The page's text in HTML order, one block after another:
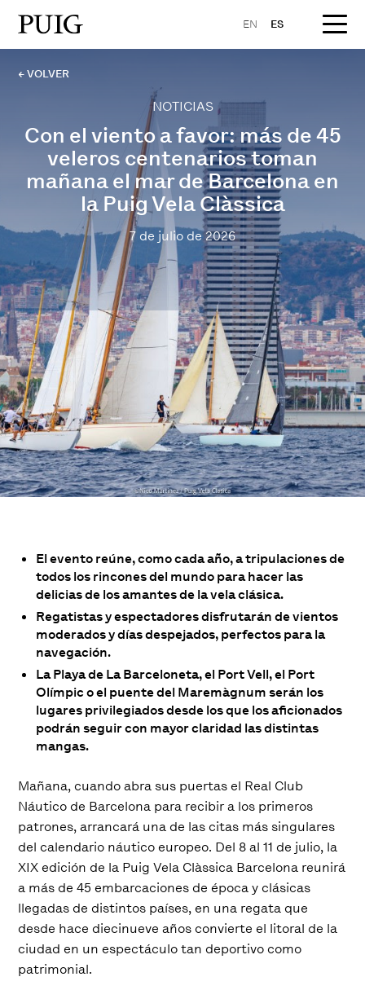
EN ES
← VOLVER
NOTICIAS
Con el viento a favor: más de 45
veleros centenarios toman
mañana el mar de Barcelona en
la Puig Vela Clàssica
7 de julio de 2026
El evento reúne, como cada año, a tripulaciones de
todos los rincones del mundo para hacer las
delicias de los amantes de la vela clásica.
Regatistas y espectadores disfrutarán de vientos
moderados y días despejados, perfectos para la
navegación.
La Playa de La Barceloneta, el Port Vell, el Port
Olímpic o el puente del Maremàgnum serán los
lugares privilegiados desde los que los aficionados
podrán seguir con mayor claridad las distintas
mangas.
Mañana, cuando abra sus puertas el Real Club
Náutico de Barcelona para recibir a los primeros
patrones, arrancará una de las citas más singulares
del calendario náutico europeo. Del 8 al 11 de julio, la
XIX edición de la Puig Vela Clàssica Barcelona reunirá
a más de 45 embarcaciones de época y clásicas
llegadas de distintos países, en una regata que
desde hace diecinueve años convierte el litoral de la
ciudad en un espectáculo tan deportivo como
patrimonial.